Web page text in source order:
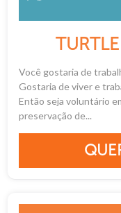
Você gostaria de
Gostaria de viver e
Então seja voluntário
preservação de...